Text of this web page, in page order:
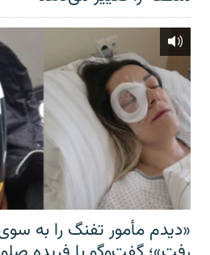
«دیدم مأمور تفنگ را به